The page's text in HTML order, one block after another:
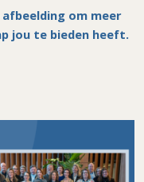
om meer
jou te bieden heeft.